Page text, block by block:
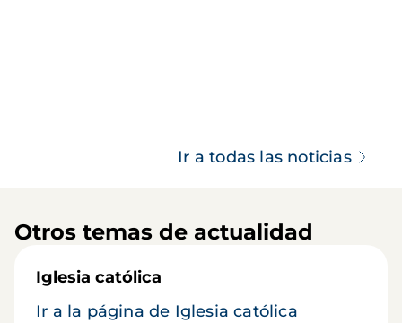
Ir a todas las noticias
Otros temas de actualidad
Iglesia católica
Ir a la página de Iglesia católica